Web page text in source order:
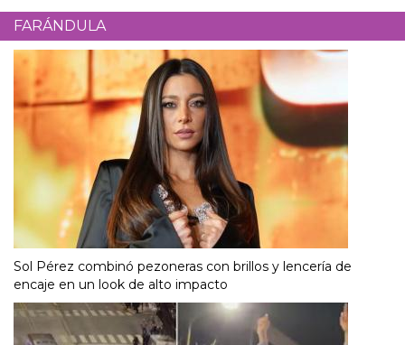
FARÁNDULA
Sol Pérez combinó pezoneras con brillos y lencería de
encaje en un look de alto impacto